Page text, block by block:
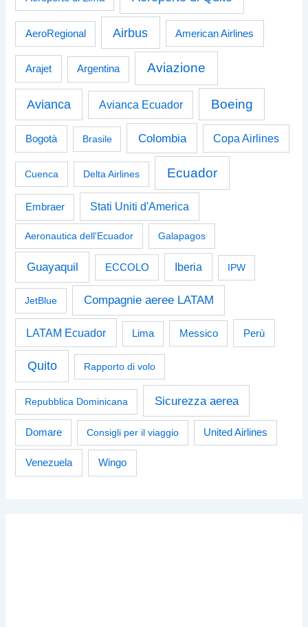
AeroRegional Airbus American Airlines
Arajet Argentina Aviazione
Avianca Avianca Ecuador Boeing
Bogotà Brasile Colombia Copa Airlines
Cuenca Delta Airlines Ecuador
Embraer Stati Uniti d'America
Aeronautica dell'Ecuador Galapagos
Guayaquil ECCOLO Iberia IPW
JetBlue Compagnie aeree LATAM
LATAM Ecuador Lima Messico Perù
Quito Rapporto di volo
Repubblica Dominicana Sicurezza aerea
Domare Consigli per il viaggio United Airlines
Venezuela Wingo